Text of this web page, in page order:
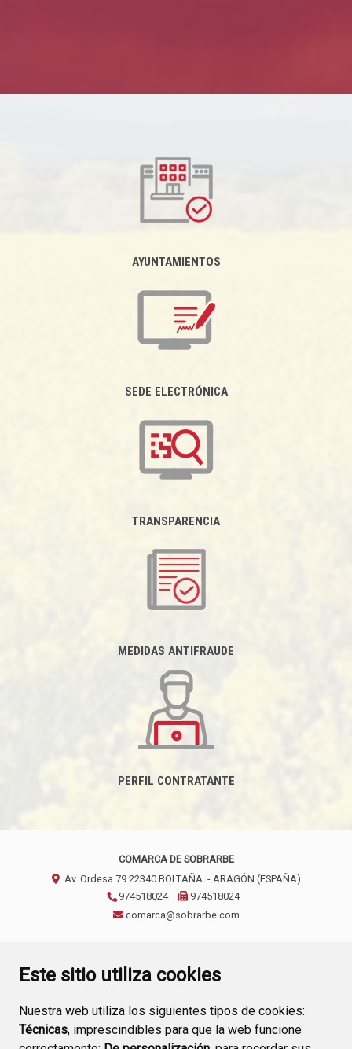
Este sitio utiliza cookies
Nuestra web utiliza los siguientes tipos de cookies:
Técnicas, imprescindibles para que la web funcione
AYUNTAMIENTOS
SEDE ELECTRÓNICA
TRANSPARENCIA
MEDIDAS ANTIFRAUDE
PERFIL CONTRATANTE
COMARCA DE SOBRARBE
Av. Ordesa 79 22340 BOLTAÑA - ARAGÓN (ESPAÑA)
974518024
974518024
comarca@sobrarbe.com